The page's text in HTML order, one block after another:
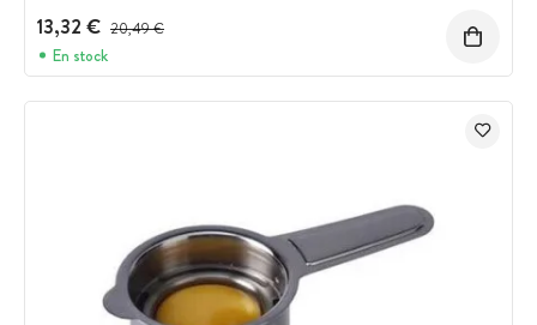
13,32 € Prix avant réduction :
20,49 €
En stock